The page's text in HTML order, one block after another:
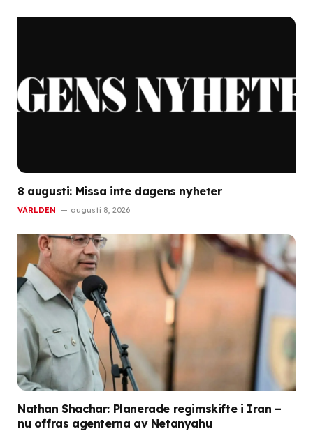
8 augusti: Missa inte dagens nyheter
VÄRLDEN augusti 8, 2026
Nathan Shachar: Planerade regimskifte i Iran –
nu offras agenterna av Netanyahu